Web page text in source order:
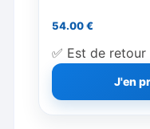
54.00€
✅ Est de
J'en